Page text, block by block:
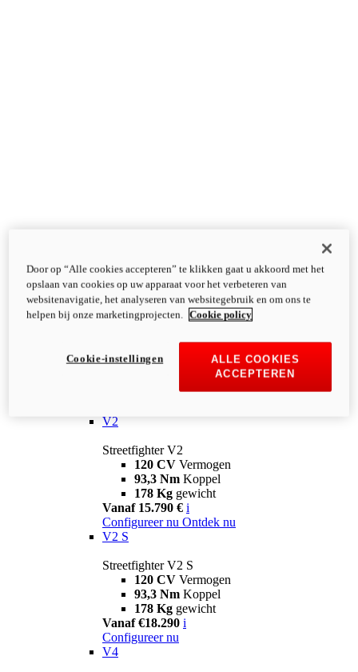
V2
Streetfighter V2
120 CV Vermogen
93,3 Nm Koppel
178 Kg gewicht
Vanaf 15.790 € i
Configureer nu Ontdek nu
V2 S
Streetfighter V2 S
120 CV Vermogen
93,3 Nm Koppel
178 Kg gewicht
Vanaf €18.290 i
Configureer nu
V4
Door op “Alle cookies accepteren” te klikken gaat u akkoord met het
opslaan van cookies op uw apparaat voor het verbeteren van
websitenavigatie, het analyseren van websitegebruik en om ons te
helpen bij onze marketingprojecten.
Cookie policy
ALLE COOKIES
ACCEPTEREN
Cookie-instellingen